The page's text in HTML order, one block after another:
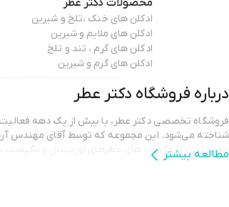
محصولات دکتر عطر
ادکلن های خنک ،تلخ و شیرین
ادکلن های ملایم و شیرین
ادکلن های گرم ، تند و تلخ
ادکلن های گرم و شیرین
درباره فروشگاه دکتر عطر
فروشگاه تخصصی دکتر عطر، با بیش از یک دهه فعالیت
معتبرترین واردکننده های عطرهای اورجینال و باکیفیت
مطالعه بیشتر